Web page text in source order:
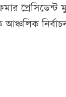
প্রেসিডেন্ট